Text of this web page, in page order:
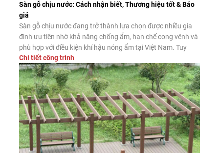
Sàn gỗ chịu nước: Cách nhận biết, Thương hiệu tốt & Báo
giá
Sàn gỗ chịu nước đang trở thành lựa chọn được nhiều gia
đình ưu tiên nhờ khả năng chống ẩm, hạn chế cong vênh và
phù hợp với điều kiện khí hậu nóng ẩm tại Việt Nam. Tuy
nhiên, không phải sản phẩm nào được quảng cáo là “chịu
nước” cũng có chất lượng như […]
Chi tiết công trình